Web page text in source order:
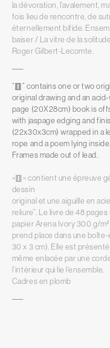
la dévoration, l’avalement,
fois lieu de rencontre, de
éternellement bifide.
baiser / La vitre de la
Roger Gilbert-Lecomte.
–––
“䷚” contains one or two
original drawing and an
page (20X28cm) book is
with jaspage edging and
(22x30x3cm) wrapped in a
rope and a poem lying inside.
Frames made out of lead.
«䷚» contient une épreuve
dessin
original et une aiguille en
reliure”. Le livre de 48
papier Arena Ivory 300 g/
prend place dans une boîte-
30 x 3 cm). Elle est
même enlacée par une
l’intérieur qui lie l’ensemble.
Cadres en plomb
–––